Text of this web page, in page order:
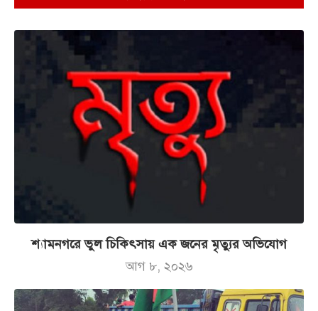
শ্যামনগরে ভুল চিকিৎসায় এক জনের মৃত্যুর অভিযোগ
আগ ৮, ২০২৬